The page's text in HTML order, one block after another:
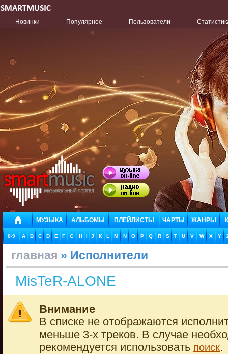
Новинки Популярное Пользователи
МУЗЫКА АЛЬБОМЫ ПЛЕЙЛИСТЫ ЧАРТЫ ЖАНРЫ
0-9 A B C D E F G H I J K L M N O P Q R S T U V W X Y
главная » Исполнители
MisTeR-ALONE
Внимание
В списке не отображаются
меньше 3-х треков. В случае
рекомендуется использовать поиск.